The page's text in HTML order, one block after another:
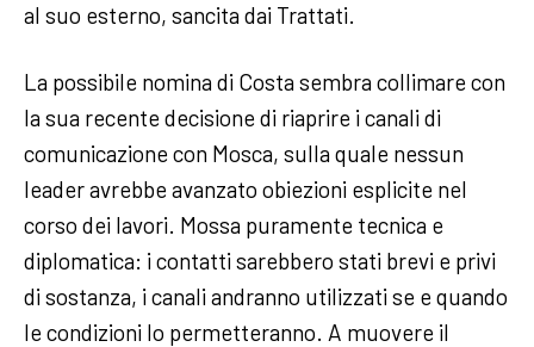
al suo esterno, sancita dai Trattati.
La possibile nomina di Costa sembra collimare con
la sua recente decisione di riaprire i canali di
comunicazione con Mosca, sulla quale nessun
leader avrebbe avanzato obiezioni esplicite nel
corso dei lavori. Mossa puramente tecnica e
diplomatica: i contatti sarebbero stati brevi e privi
di sostanza, i canali andranno utilizzati se e quando
le condizioni lo permetteranno. A muovere il